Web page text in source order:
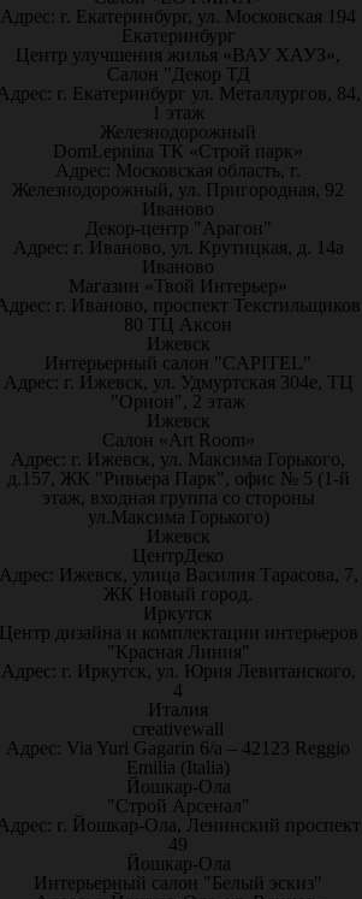
Адрес: г. Екатеринбург, ул. Московская 194
Екатеринбург
Центр улучшения жилья «ВАУ ХАУЗ»,
Салон "Декор ТД
г. Екатеринбург ул. Металлургов, 84,
1 этаж
Железнодорожный
DomLepnina ТК «Строй парк»
Адрес: Московская область, г.
Железнодорожный, ул. Пригородная, 92
Иваново
Декор-центр "Арагон"
Адрес: г. Иваново, ул. Крутицкая, д. 14а
Иваново
Магазин «Твой Интерьер»
г. Иваново, проспект Текстильщиков
80 ТЦ Аксон
Ижевск
Интерьерный салон "CAPITEL"
Адрес: г. Ижевск, ул. Удмуртская 304е, ТЦ
"Орион", 2 этаж
Ижевск
Салон «Art Room»
Адрес: г. Ижевск, ул. Максима Горького,
д.157, ЖК "Ривьера Парк", офис № 5 (1-й
этаж, входная группа со стороны
ул.Максима Горького)
Ижевск
ЦентрДеко
Ижевск, улица Василия Тарасова, 7,
ЖК Новый город.
Иркутск
дизайна и комплектации интерьеров
"Красная Линия"
Адрес: г. Иркутск, ул. Юрия Левитанского,
4
Италия
creativewall
Адрес: Via Yuri Gagarin 6/a – 42123 Reggio
Emilia (Italia)
Йошкар-Ола
"Строй Арсенал"
г. Йошкар-Ола, Ленинский проспект
49
Йошкар-Ола
Интерьерный салон "Белый эскиз"